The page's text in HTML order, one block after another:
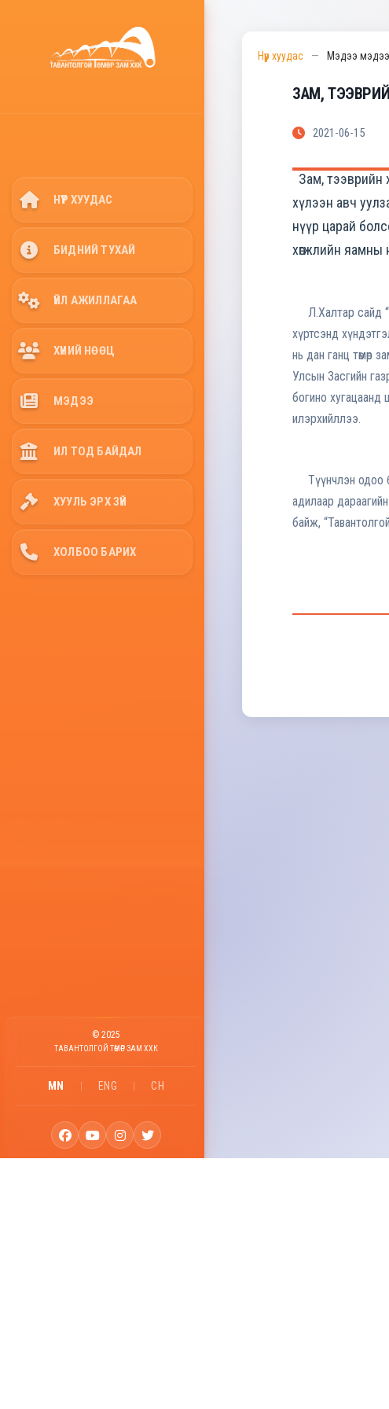
НҮҮР ХУУДАС
БИДНИЙ ТУХАЙ
ҮЙЛ АЖИЛЛАГАА
ХҮНИЙ НӨӨЦ
МЭДЭЭ
ИЛ ТОД БАЙДАЛ
ХУУЛЬ ЭРХ ЗҮЙ
ХОЛБОО БАРИХ
© 2025
ТАВАНТОЛГОЙ ТӨМӨР ЗАМ ХХК
MN | ENG | CH
Нүүр хуудас — Мэдээ
ЗАМ,
2021-06-15
Зам, тээврийн
хүлээн авч
нүүр царай
хөгжлийн яамны
Л.Халтар сайд
хүртсэнд
нь дан ганц төмөр
Улсын Засгийн
богино хугацаанд
илэрхийллээ.
Түүнчлэн одоо
адилаар
байж,